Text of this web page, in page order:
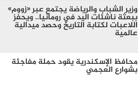
وزير الشباب والرياضة يجتمع عبر «زووم»
ببعثة ناشئات اليد في رومانيا.. ويحفز
اللاعبات لكتابة التاريخ وحصد ميدالية
عالمية
محافظ الإسكندرية يقود حملة مفاجئة
بشوارع العجمي